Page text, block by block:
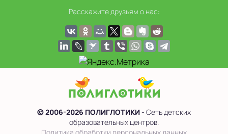
Расскажите друзьям о нас:
© 2006-2026 ПОЛИГЛОТИКИ- Сеть детских
образовательных центров.
Политика обработки персональных данных